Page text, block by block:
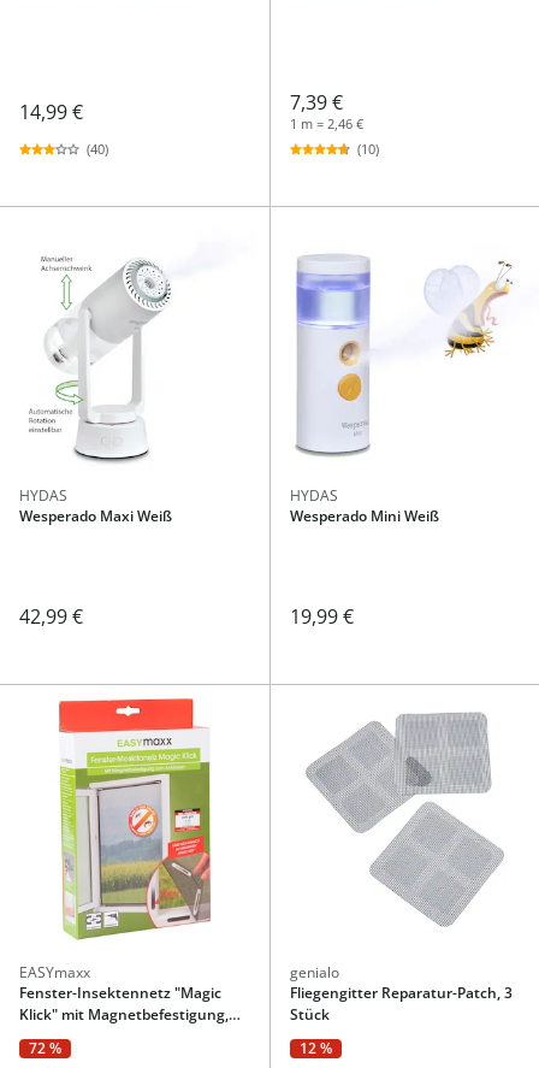
14,99 €
(40)
7,39 €
1 m = 2,46 €
(10)
HYDAS
Wesperado Maxi Weiß
42,99 €
HYDAS
Wesperado Mini Weiß
19,99 €
EASYmaxx
Fenster-Insektennetz "Magic
Klick" mit Magnetbefestigung,
150x130 cm, zuschneidbar
72 %
genialo
Fliegengitter Reparatur-Patch, 3
Stück
12 %